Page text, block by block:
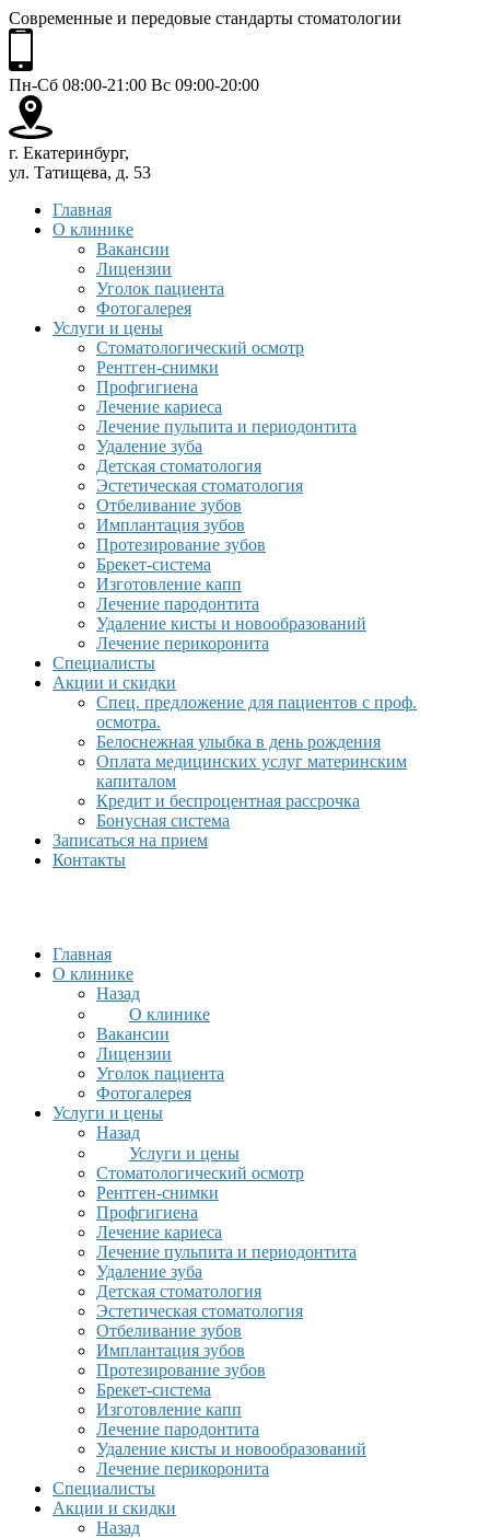
Современные и передовые стандарты стоматологии
Пн-Сб 08:00-21:00 Вс 09:00-20:00
г. Екатеринбург,
ул. Татищева, д. 53
Главная
О клинике
Вакансии
Лицензии
Уголок пациента
Фотогалерея
Услуги и цены
Стоматологический осмотр
Рентген-снимки
Профгигиена
Лечение кариеса
Лечение пульпита и периодонтита
Удаление зуба
Детская стоматология
Эстетическая стоматология
Отбеливание зубов
Имплантация зубов
Протезирование зубов
Брекет-система
Изготовление капп
Лечение пародонтита
Удаление кисты и новообразований
Лечение перикоронита
Специалисты
Акции и скидки
Спец. предложение для пациентов с проф.
осмотра.
Белоснежная улыбка в день рождения
Оплата медицинских услуг материнским
капиталом
Кредит и беспроцентная рассрочка
Бонусная система
Записаться на прием
Контакты
Главная
О клинике
Назад
О клинике
Вакансии
Лицензии
Уголок пациента
Фотогалерея
Услуги и цены
Назад
Услуги и цены
Стоматологический осмотр
Рентген-снимки
Профгигиена
Лечение кариеса
Лечение пульпита и периодонтита
Удаление зуба
Детская стоматология
Эстетическая стоматология
Отбеливание зубов
Имплантация зубов
Протезирование зубов
Брекет-система
Изготовление капп
Лечение пародонтита
Удаление кисты и новообразований
Лечение перикоронита
Специалисты
Акции и скидки
Назад